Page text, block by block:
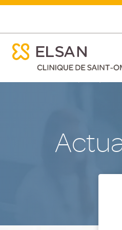
au
Retour sur le 2ème PINK
menu mobile
menu mobile
Accueil/Clinique